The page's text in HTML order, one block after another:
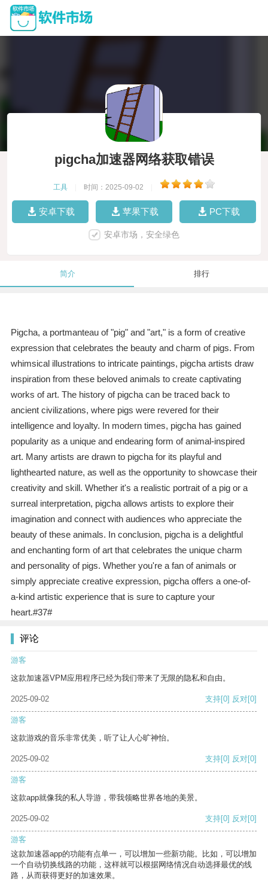
pigcha加速器网络获取错误
工具 时间：2025-09-02
安卓下载 苹果下载 PC下载
安卓市场，安全绿色
简介 排行
Pigcha, a portmanteau of "pig" and "art," is a form of creative
expression that celebrates the beauty and charm of pigs. From
whimsical illustrations to intricate paintings, pigcha artists draw
inspiration from these beloved animals to create captivating
works of art. The history of pigcha can be traced back to
ancient civilizations, where pigs were revered for their
intelligence and loyalty. In modern times, pigcha has gained
popularity as a unique and endearing form of animal-inspired
art. Many artists are drawn to pigcha for its playful and
lighthearted nature, as well as the opportunity to showcase their
creativity and skill. Whether it's a realistic portrait of a pig or a
surreal interpretation, pigcha allows artists to explore their
imagination and connect with audiences who appreciate the
beauty of these animals. In conclusion, pigcha is a delightful
and enchanting form of art that celebrates the unique charm
and personality of pigs. Whether you're a fan of animals or
simply appreciate creative expression, pigcha offers a one-of-
a-kind artistic experience that is sure to capture your
heart.#37#
评论
游客
这款加速器VPM应用程序已经为我们带来了无限的隐私和自由。
2025-09-02 支持[0] 反对[0]
游客
这款游戏的音乐非常优美，听了让人心旷神怡。
2025-09-02 支持[0] 反对[0]
游客
这款app就像我的私人导游，带我领略世界各地的美景。
2025-09-02 支持[0] 反对[0]
游客
这款加速器app的功能有点单一，可以增加一些新功能。比如，可以增加
一个自动切换线路的功能，这样就可以根据网络情况自动选择最优的线
路，从而获得更好的加速效果。